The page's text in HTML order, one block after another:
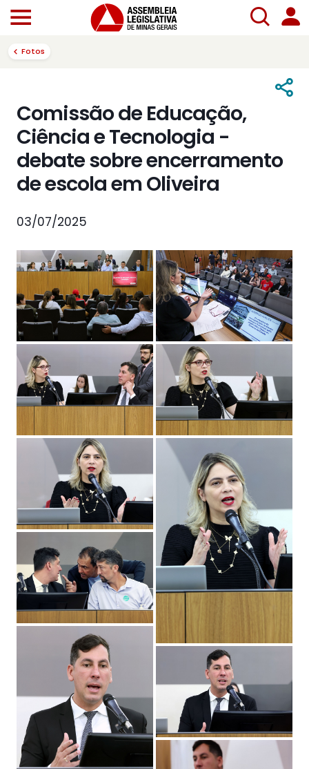
Fotos
Comissão de Educação,
Ciência e Tecnologia -
debate sobre encerramento
de escola em Oliveira
03/07/2025